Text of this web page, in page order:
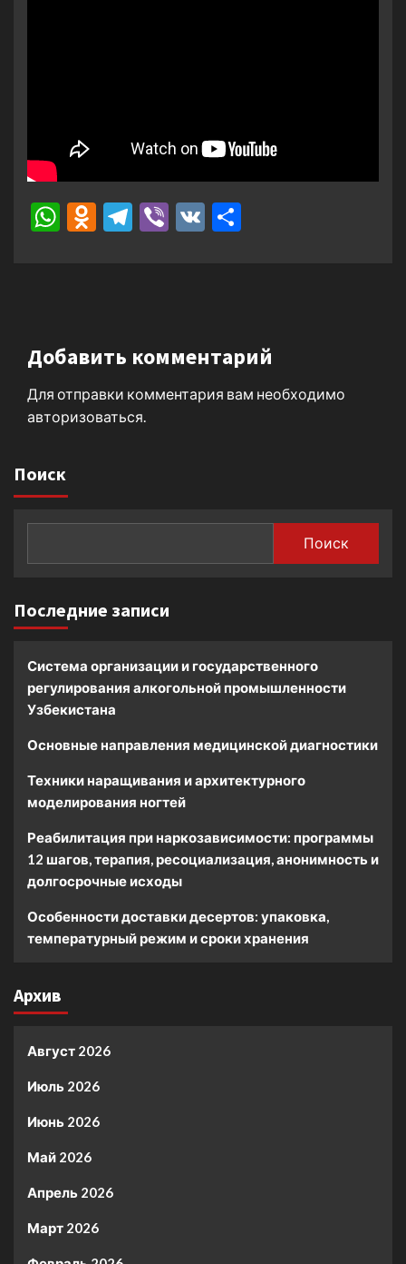
WhatsApp
Odnoklassniki
Telegram
Viber
VK
Добавить комментарий
Для отправки комментария вам необходимо
авторизоваться
Поиск
Поиск
Последние записи
Система организации и государственного
регулирования алкогольной промышленности
Узбекистана
Основные направления медицинской диагностики
Техники наращивания и архитектурного
моделирования ногтей
Реабилитация при наркозависимости: программы
12 шагов, терапия, ресоциализация, анонимность и
долгосрочные исходы
Особенности доставки десертов: упаковка,
температурный режим и сроки хранения
Архив
Август 2026
Июль 2026
Июнь 2026
Май 2026
Апрель 2026
Март 2026